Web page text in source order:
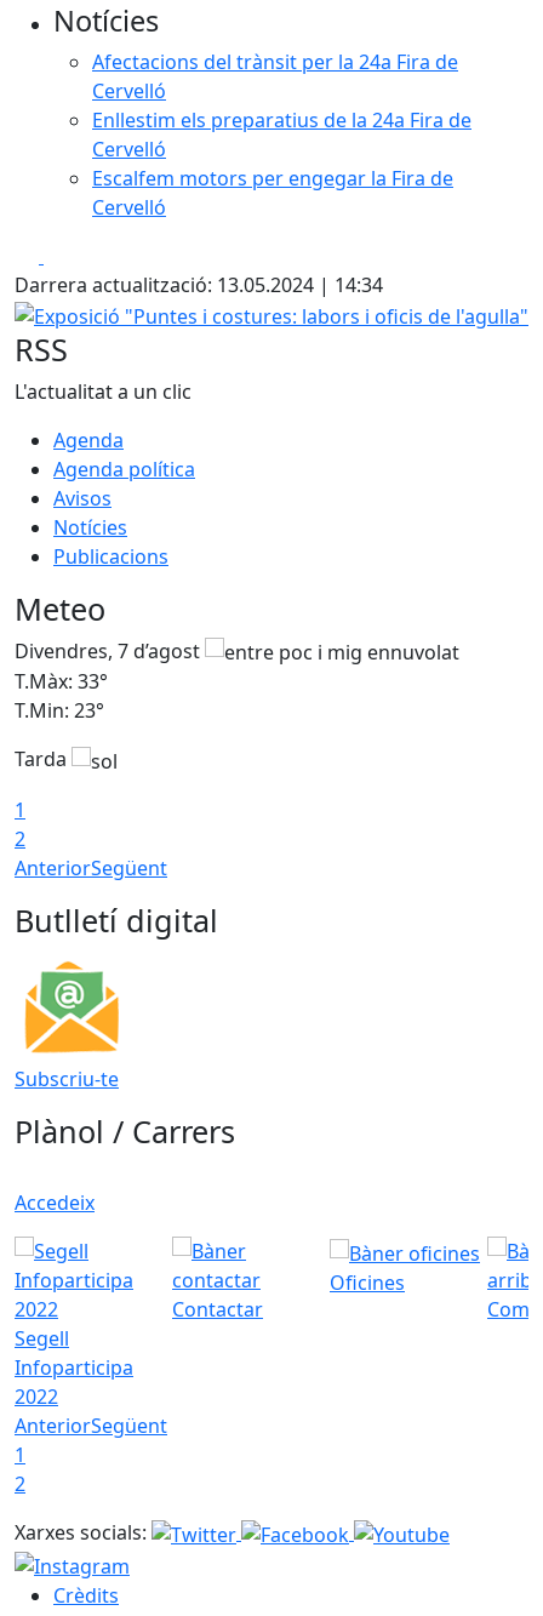
Notícies
Afectacions del trànsit per la 24a Fira de
Cervelló
Enllestim els preparatius de la 24a Fira de
Cervelló
Escalfem motors per engegar la Fira de
Cervelló
Darrera actualització: 13.05.2024 | 14:34
Exposició "Puntes i costures: labors i oficis de l'agulla"
RSS
L'actualitat a un clic
Agenda
Agenda política
Avisos
Notícies
Publicacions
Meteo
Divendres, 7 d’agost
T.Màx: 33°
T.Min: 23°
Tarda
1
2
AnteriorSegüent
Butlletí digital
Subscriu-te
Plànol / Carrers
Accedeix
Segell
Infoparticipa
2022
Contactar
Oficines
Com
AnteriorSegüent
1
2
Xarxes socials:
Crèdits